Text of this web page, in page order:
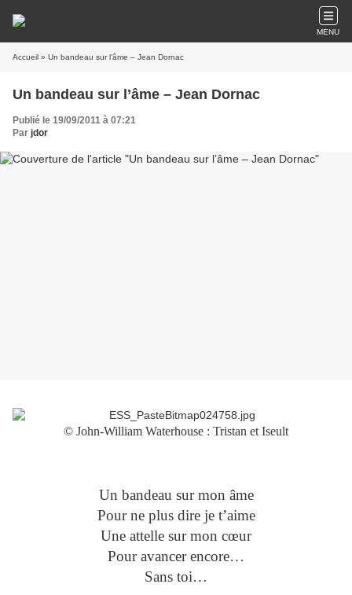
MENU
Accueil » Un bandeau sur l’âme – Jean Dornac
Un bandeau sur l’âme – Jean Dornac
Publié le 19/09/2011 à 07:21
Par jdor
© John-William Waterhouse : Tristan et Iseult
Un bandeau sur mon âme
Pour ne plus dire je t’aime
Une attelle sur mon cœur
Pour avancer encore…
Sans toi…